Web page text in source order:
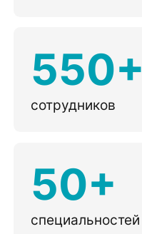
550+
сотрудников
50+
специальностей